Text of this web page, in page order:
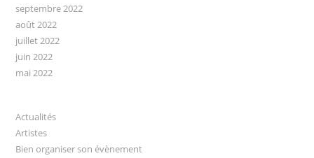
septembre 2022
août 2022
juillet 2022
juin 2022
mai 2022
Actualités
Artistes
Bien organiser son évènement